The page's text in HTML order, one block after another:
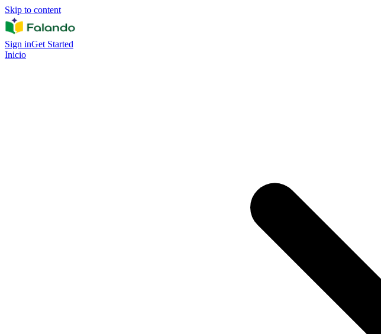
Skip to content
Sign inGet Started
Inicio